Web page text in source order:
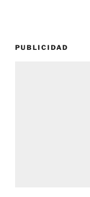
PUBLICIDAD